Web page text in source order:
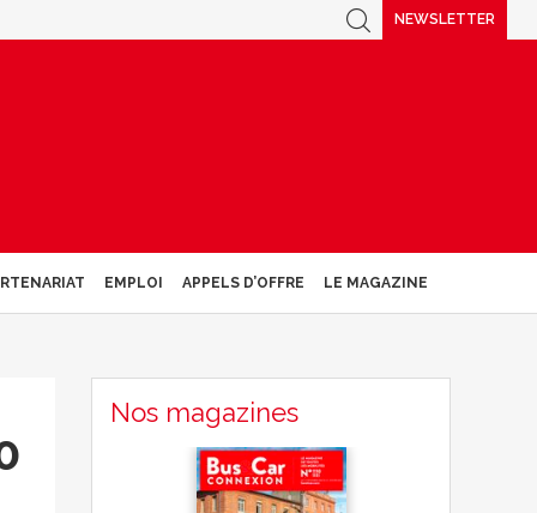
NEWSLETTER
EMPLOI APPELS D’OFFRE LE MAGAZINE
Nos magazines